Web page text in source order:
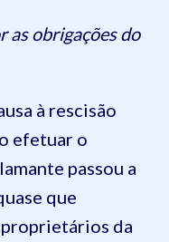
as obrigações do
à rescisão
efetuar o
passou a
que
da